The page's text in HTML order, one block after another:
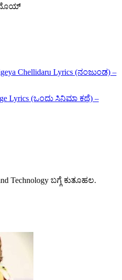
Chellidaru Lyrics (ನಂಜುಂಡ) –
Lyrics (ಒಂದು ಸಿನಿಮಾ ಕಥೆ) –
Technology ಬಗ್ಗೆ ಕುತೂಹಲ.